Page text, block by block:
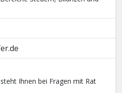
Ihnen bei Fragen mit Rat